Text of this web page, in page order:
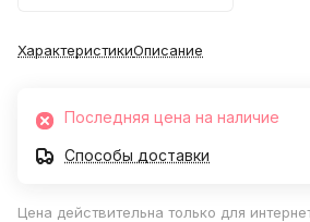
ХарактеристикиОписание
Последняя цена на наличие
Способы доставки
Цена действительна только для